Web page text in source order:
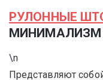
РУЛОННЫЕ
МИНИМАЛИЗМ
\n
Представляют